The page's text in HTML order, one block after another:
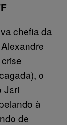
chefia da
o
Jari
à
de